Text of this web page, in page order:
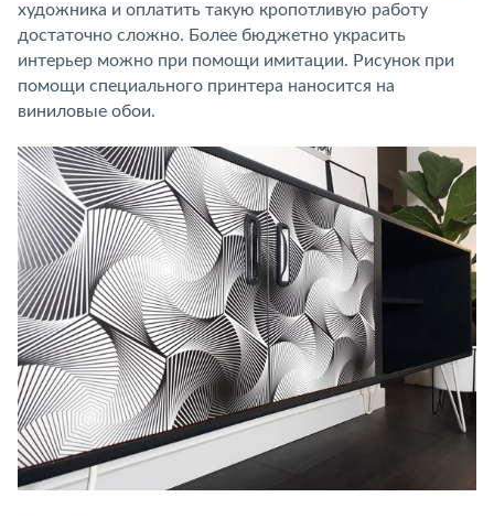
художника и оплатить такую кропотливую работу
достаточно сложно. Более бюджетно украсить
интерьер можно при помощи имитации. Рисунок при
помощи специального принтера наносится на
виниловые обои.